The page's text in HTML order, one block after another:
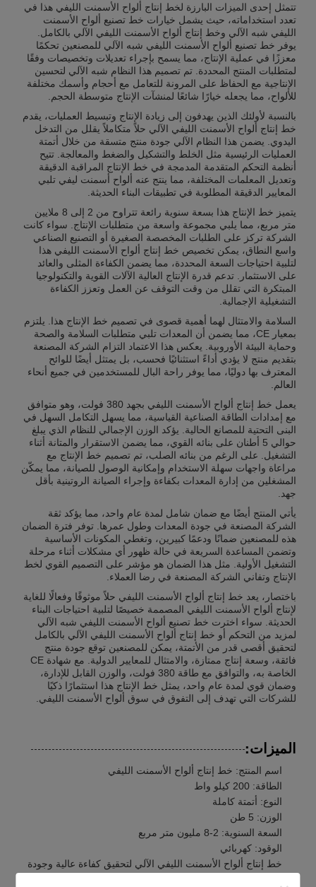
تتمثل إحدى الميزات البارزة لخط إنتاج ألواح الأسمنت الليفي هذا في
تعدد استخداماته، حيث يشمل خيارات خط تصنيع ألواح الأسمنت
الليفي شبه الآلي وخط إنتاج ألواح الأسمنت الليفي الآلي بالكامل.
يوفر خط تصنيع ألواح الأسمنت الليفي شبه الآلي للمصنعين تحكمًا
معززًا في عملية الإنتاج، مما يسمح بإجراء تعديلات وتخصيصات وفقًا
لمتطلبات المنتج المحددة. تم تصميم هذا النظام شبه الآلي لتحسين
الإنتاجية مع الحفاظ على المرونة للتعامل مع أحجام وأسمك مختلفة
للألواح، مما يجعله خيارًا شائعًا لمنشآت الإنتاج متوسطة الحجم.
بالنسبة لأولئك الذين يهدفون إلى زيادة الإنتاج وتبسيط العمليات، يقدم
خط إنتاج ألواح الأسمنت الليفي الآلي حلاً متكاملاً يقلل من التدخل
اليدوي. يضمن هذا النظام الآلي جودة منتج متسقة من خلال أتمتة
العمليات الرئيسية مثل الخلط والتشكيل والضغط والمعالجة. تتيح
أنظمة التحكم المتقدمة المدمجة في خط الإنتاج المراقبة الدقيقة
وتعديل المعلمات المختلفة، مما ينتج عنه ألواح أسمنت ليفي تلبي
المعايير الدقيقة المطلوبة في تطبيقات البناء الحديثة.
يتميز خط الإنتاج هذا بسعة سنوية رائعة تتراوح من 2 إلى 8 ملايين
متر مربع، مما يلبي مجموعة واسعة من متطلبات الإنتاج. سواء كانت
الشركة تركز على الطلبات المخصصة الصغيرة أو التصنيع الصناعي
واسع النطاق، يمكن تخصيص خط إنتاج ألواح الأسمنت الليفي هذا
لتلبية احتياجات السعة المحددة، مما يضمن الكفاءة المثلى والعائد
على الاستثمار. تدعم قدرة الإنتاج العالية الآلات القوية والتكنولوجيا
المبتكرة التي تقلل من وقت التوقف عن العمل وتعزز الكفاءة
التشغيلية الإجمالية.
السلامة والامتثال لهما أهمية قصوى في تصميم خط الإنتاج هذا. يلتزم
بمعيار CE، مما يضمن أن المعدات تلبي متطلبات السلامة والصحة
وحماية البيئة الأوروبية. يعكس هذا الاعتماد التزام الشركة المصنعة
بتقديم منتج لا يؤدي أداءً استثنائيًا فحسب، بل يمتثل أيضًا للوائح
المعترف بها دوليًا، مما يوفر راحة البال للمستخدمين في جميع أنحاء
العالم.
يعمل خط إنتاج ألواح الأسمنت الليفي بجهد 380 فولت، وهو متوافق
مع إمدادات الطاقة الصناعية القياسية، مما يسهل التكامل السهل في
البنى التحتية للمصانع الحالية. يؤكد الوزن الإجمالي للنظام الذي يبلغ
حوالي 5 أطنان على بنائه القوي، مما يضمن الاستقرار والمتانة أثناء
التشغيل. على الرغم من بنائه الصلب، تم تصميم خط الإنتاج مع
مراعاة واجهات سهلة الاستخدام وإمكانية الوصول للصيانة، مما يمكّن
المشغلين من إدارة المعدات بكفاءة وإجراء الصيانة الروتينية بأقل
جهد.
يأتي المنتج أيضًا مع ضمان شامل لمدة عام واحد، مما يؤكد ثقة
الشركة المصنعة في جودة المعدات وطول عمرها. توفر فترة الضمان
هذه للمصنعين ضمانًا ودعمًا كبيرين، وتغطي المكونات الأساسية
وتضمن المساعدة السريعة في حالة ظهور أي مشكلات أثناء مرحلة
التشغيل الأولية. مثل هذا الضمان هو مؤشر على التصميم القوي لخط
الإنتاج وتفاني الشركة المصنعة في رضا العملاء.
باختصار، يعد خط إنتاج ألواح الأسمنت الليفي حلاً موثوقًا وفعالًا للغاية
لإنتاج ألواح الأسمنت الليفي المصممة خصيصًا لتلبية احتياجات البناء
الحديثة. سواء اخترت خط تصنيع ألواح الأسمنت الليفي شبه الآلي
لمزيد من التحكم أو خط إنتاج ألواح الأسمنت الليفي الآلي بالكامل
لتحقيق أقصى قدر من الأتمتة، يمكن للمصنعين توقع جودة منتج
فائقة، وسعة إنتاج ممتازة، والامتثال للمعايير الدولية. مع شهادة CE
الخاصة به، والتوافق مع طاقة 380 فولت، والوزن القابل للإدارة،
وضمان قوي لمدة عام واحد، يمثل خط الإنتاج هذا استثمارًا ذكيًا
للشركات التي تهدف إلى التفوق في سوق ألواح الأسمنت الليفي.
الميزات:
اسم المنتج: خط إنتاج ألواح الأسمنت الليفي
الطاقة: 200 كيلو واط
النوع: أتمتة كاملة
الوزن: 5 طن
السعة السنوية: 2-8 مليون متر مربع
الوقود: كهربائي
خط إنتاج ألواح الأسمنت الليفي الآلي لتحقيق كفاءة عالية وجودة